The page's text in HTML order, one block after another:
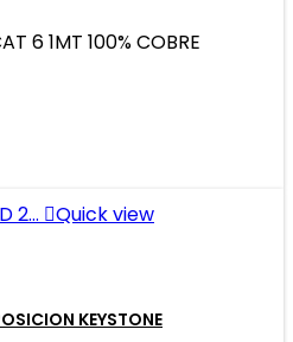
6 1MT 100% COBRE
Quick view
KEYSTONE